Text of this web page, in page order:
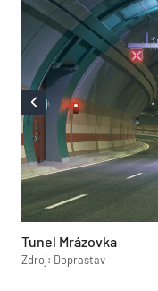
Tunel Mrázovka
Zdroj: Doprastav